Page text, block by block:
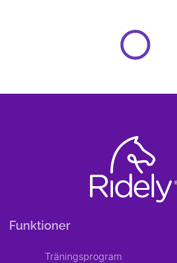
Funktioner
Träningsprogram